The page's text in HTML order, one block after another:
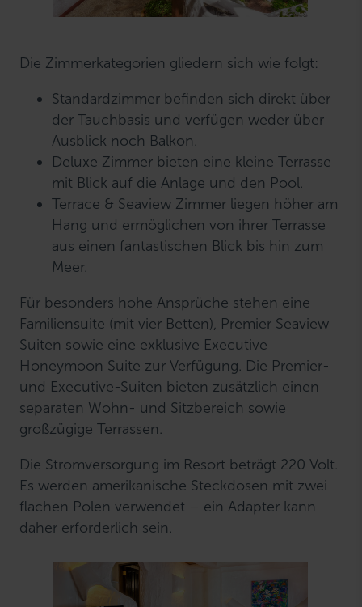
Die Zimmerkategorien gliedern sich wie folgt:
Standardzimmer befinden sich direkt über
der Tauchbasis und verfügen weder über
Ausblick noch Balkon.
Deluxe Zimmer bieten eine kleine Terrasse
mit Blick auf die Anlage und den Pool.
Terrace & Seaview Zimmer liegen höher am
Hang und ermöglichen von ihrer Terrasse
aus einen fantastischen Blick bis hin zum
Meer.
Für besonders hohe Ansprüche stehen eine
Familiensuite (mit vier Betten), Premier Seaview
Suiten sowie eine exklusive Executive
Honeymoon Suite zur Verfügung. Die Premier-
und Executive-Suiten bieten zusätzlich einen
separaten Wohn- und Sitzbereich sowie
großzügige Terrassen.
Die Stromversorgung im Resort beträgt 220 Volt.
Es werden amerikanische Steckdosen mit zwei
flachen Polen verwendet – ein Adapter kann
daher erforderlich sein.